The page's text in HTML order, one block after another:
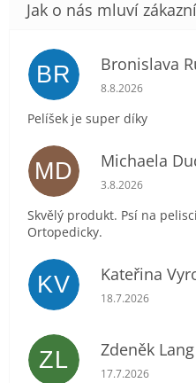
BR Bronislava
Hodnocení
8.8.2026
Pelíšek je super díky
MD Michaela
Hodnocení
3.8.2026
Skvělý produkt. Psí na
Ortopedicky.
KV Kateřina
Hodnocení
18.7.2026
ZL Zdeněk Lang
Hodnocení
17.7.2026